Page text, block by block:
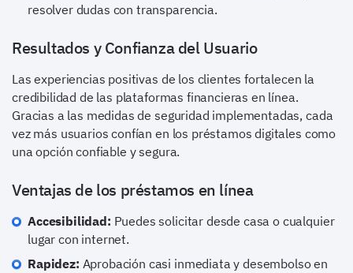
resolver dudas con transparencia.
Resultados y Confianza del Usuario
Las experiencias positivas de los clientes fortalecen la
credibilidad de las plataformas financieras en línea.
Gracias a las medidas de seguridad implementadas, cada
vez más usuarios confían en los préstamos digitales como
una opción confiable y segura.
Ventajas de los préstamos en línea
Accesibilidad: Puedes solicitar desde casa o cualquier
lugar con internet.
Rapidez: Aprobación casi inmediata y desembolso en